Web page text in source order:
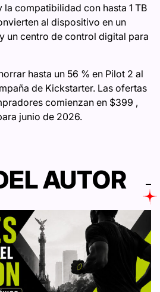
compatibilidad con hasta 1 TB
al dispositivo en un
un centro de control digital para
hasta un 56 % en Pilot 2 al
de Kickstarter. Las ofertas
comienzan en $399 ,
junio de 2026.
AUTOR